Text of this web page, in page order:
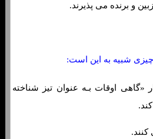
و برنده می پذیرند.
شبیه به این است:
«گاهی اوقات بـه عنوان تیز شناخته
کنند.